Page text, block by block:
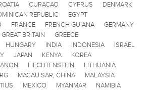
CURACAO CYPRUS
DENMARK
REPUBLIC
EGYPT
FRANCE FRENCH GUIANA
GERMANY
GREAT BRITAIN
GREECE
HUNGARY INDIA INDONESIA
ISRAEL
JAPAN KENYA
KOREA
LIECHTENSTEIN
LITHUANIA
MACAU SAR, CHINA
MALAYSIA
MEXICO MYANMAR
NAMIBIA